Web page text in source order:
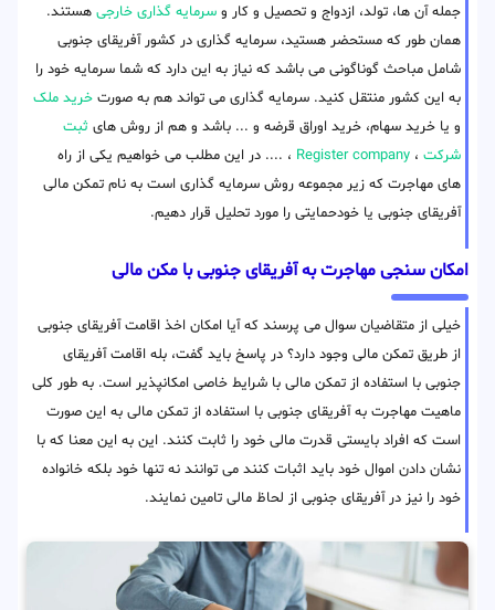
جمله آن ها، تولد، ازدواج و تحصیل و کار و سرمایه گذاری خارجی هستند.
همان طور که مستحضر هستید، سرمایه گذاری در کشور آفریقای جنوبی
شامل مباحث گوناگونی می باشد که نیاز به این دارد که شما سرمایه خود را
به این کشور منتقل کنید. سرمایه گذاری می تواند هم به صورت خرید ملک
و یا خرید سهام، خرید اوراق قرضه و ... باشد و هم از روش های ثبت
شرکت ، Register company ، .... در این مطلب می خواهیم یکی از راه
های مهاجرت که زیر مجموعه روش سرمایه گذاری است به نام تمکن مالی
آفریقای جنوبی یا خودحمایتی را مورد تحلیل قرار دهیم.
امکان سنجی مهاجرت به آفریقای جنوبی با مکن مالی
خیلی از متقاضیان سوال می پرسند که آیا امکان اخذ اقامت آفریقای جنوبی
از طریق تمکن مالی وجود دارد؟ در پاسخ باید گفت، بله اقامت آفریقای
جنوبی با استفاده از تمکن مالی با شرایط خاصی امکانپذیر است. به طور کلی
ماهیت مهاجرت به آفریقای جنوبی با استفاده از تمکن مالی به این صورت
است که افراد بایستی قدرت مالی خود را ثابت کنند. این به این معنا که با
نشان دادن اموال خود باید اثبات کنند می توانند نه تنها خود بلکه خانواده
خود را نیز در آفریقای جنوبی از لحاظ مالی تامین نمایند.